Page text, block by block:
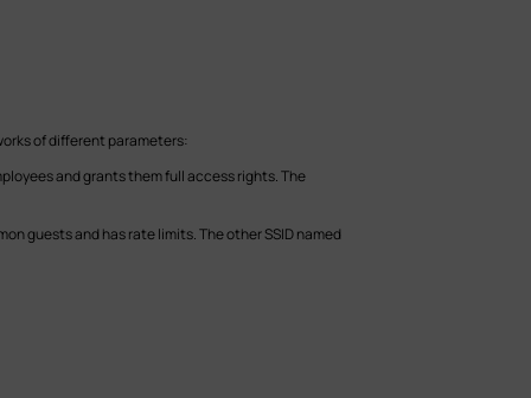
of different parameters:
and grants them full access rights. The
guests and has rate limits. The other SSID named